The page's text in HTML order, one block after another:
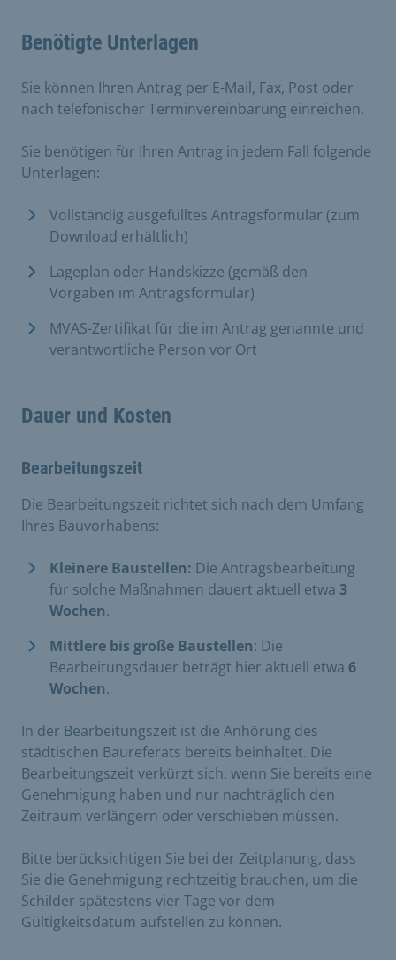
Benötigte Unterlagen
Sie können Ihren Antrag per E-Mail, Fax, Post oder
nach telefonischer Terminvereinbarung einreichen.
Sie benötigen für Ihren Antrag in jedem Fall folgende
Unterlagen:
Vollständig ausgefülltes Antragsformular (zum
Download erhältlich)
Lageplan oder Handskizze (gemäß den
Vorgaben im Antragsformular)
MVAS-Zertifikat für die im Antrag genannte und
verantwortliche Person vor Ort
Dauer und Kosten
Bearbeitungszeit
Die Bearbeitungszeit richtet sich nach dem Umfang
Ihres Bauvorhabens:
Kleinere Baustellen: Die Antragsbearbeitung
für solche Maßnahmen dauert aktuell etwa 3
Wochen.
Mittlere bis große Baustellen: Die
Bearbeitungsdauer beträgt hier aktuell etwa 6
Wochen.
In der Bearbeitungszeit ist die Anhörung des
städtischen Baureferats bereits beinhaltet. Die
Bearbeitungszeit verkürzt sich, wenn Sie bereits eine
Genehmigung haben und nur nachträglich den
Zeitraum verlängern oder verschieben müssen.
Bitte berücksichtigen Sie bei der Zeitplanung, dass
Sie die Genehmigung rechtzeitig brauchen, um die
Schilder spätestens vier Tage vor dem
Gültigkeitsdatum aufstellen zu können.